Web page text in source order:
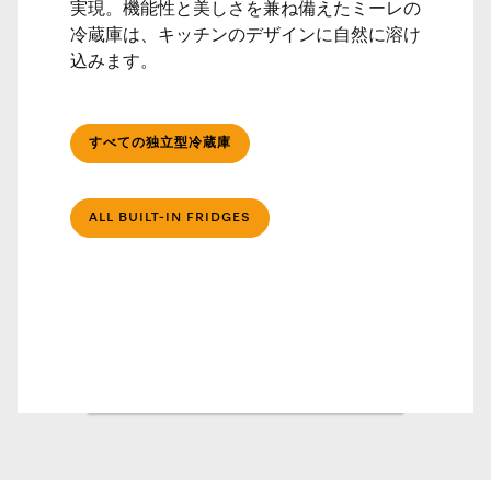
実現。機能性と美しさを兼ね備えたミーレの
冷蔵庫は、キッチンのデザインに自然に溶け
込みます。
すべての独立型冷蔵庫
ALL BUILT-IN FRIDGES